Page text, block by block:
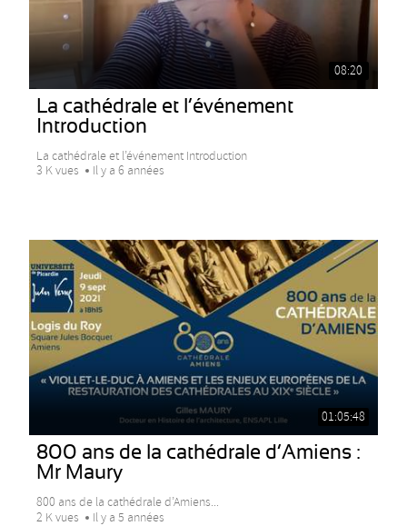
08:20
La cathédrale et l’événement
Introduction
La cathédrale et l’événement Introduction
3 K vues
Il y a 6 années
01:05:48
800 ans de la cathédrale d’Amiens :
Mr Maury
800 ans de la cathédrale d’Amiens...
2 K vues
Il y a 5 années